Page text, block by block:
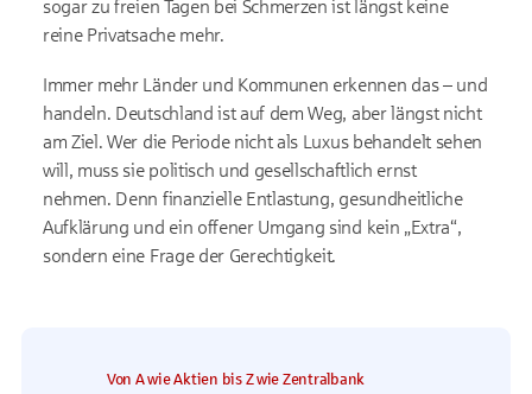
sogar zu freien Tagen bei Schmerzen ist längst keine
reine Privatsache mehr.
Immer mehr Länder und Kommunen erkennen das – und
handeln. Deutschland ist auf dem Weg, aber längst nicht
am Ziel. Wer die Periode nicht als Luxus behandelt sehen
will, muss sie politisch und gesellschaftlich ernst
nehmen. Denn finanzielle Entlastung, gesundheitliche
Aufklärung und ein offener Umgang sind kein „Extra“,
sondern eine Frage der Gerechtigkeit.
Von A wie Aktien bis Z wie Zentralbank